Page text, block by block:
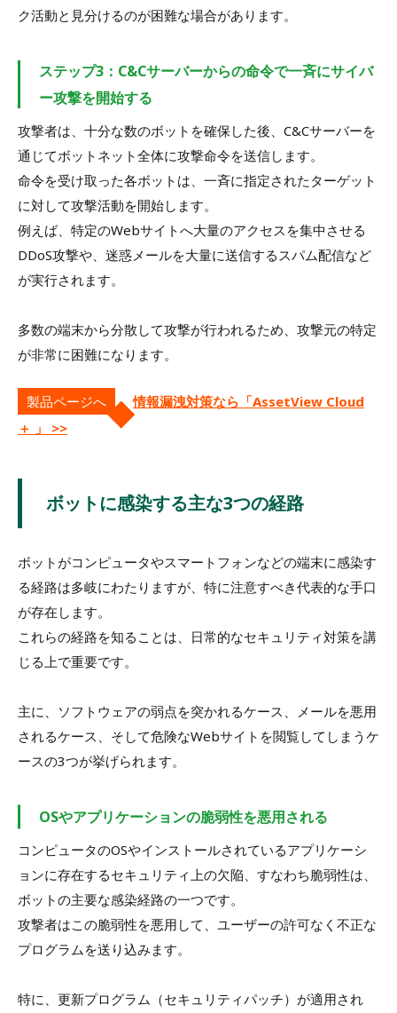
ク活動と見分けるのが困難な場合があります。
ステップ3：C&Cサーバーからの命令で一斉にサイバ
ー攻撃を開始する
攻撃者は、十分な数のボットを確保した後、C&Cサーバーを
通じてボットネット全体に攻撃命令を送信します。
命令を受け取った各ボットは、一斉に指定されたターゲット
に対して攻撃活動を開始します。
例えば、特定のWebサイトへ大量のアクセスを集中させる
DDoS攻撃や、迷惑メールを大量に送信するスパム配信など
が実行されます。
多数の端末から分散して攻撃が行われるため、攻撃元の特定
が非常に困難になります。
製品ページへ
情報漏洩対策なら「AssetView Cloud
＋ 」 >>
ボットに感染する主な3つの経路
ボットがコンピュータやスマートフォンなどの端末に感染す
る経路は多岐にわたりますが、特に注意すべき代表的な手口
が存在します。
これらの経路を知ることは、日常的なセキュリティ対策を講
じる上で重要です。
主に、ソフトウェアの弱点を突かれるケース、メールを悪用
されるケース、そして危険なWebサイトを閲覧してしまうケ
ースの3つが挙げられます。
OSやアプリケーションの脆弱性を悪用される
コンピュータのOSやインストールされているアプリケーシ
ョンに存在するセキュリティ上の欠陥、すなわち脆弱性は、
ボットの主要な感染経路の一つです。
攻撃者はこの脆弱性を悪用して、ユーザーの許可なく不正な
プログラムを送り込みます。
特に、更新プログラム（セキュリティパッチ）が適用され